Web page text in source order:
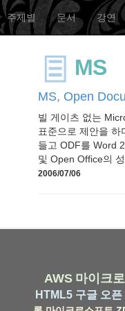
주제별 문서 강연
MS
MS, Open
빌 게이츠 없는
표준으로 제안을
들고 ODF를 Word
및 Open Office의
2006/07/06
AWS 마이크
HTML5 구글 오픈